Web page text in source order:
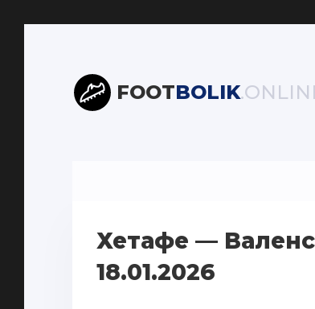
FOOTBOLIK
Хетафе —
18.01.2026